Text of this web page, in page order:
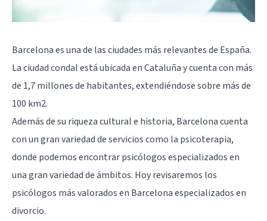
Barcelona es una de las ciudades más relevantes de España.
La ciudad condal está ubicada en Cataluña y cuenta con más
de 1,7 millones de habitantes, extendiéndose sobre más de
100 km2.
Además de su riqueza cultural e historia, Barcelona cuenta
con un gran variedad de servicios como la psicoterapia,
donde podemos encontrar psicólogos especializados en
una gran variedad de ámbitos. Hoy revisaremos los
psicólogos más valorados en Barcelona especializados en
divorcio.